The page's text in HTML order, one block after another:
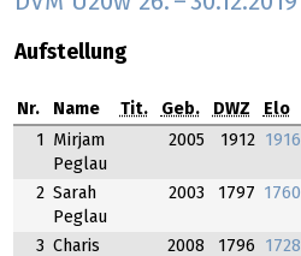
Aufstellung
Nr. Name Tit. Geb. DWZ Elo
1
Mirjam
Peglau
2005 1912 1916
2 Sarah
Peglau
2003 1797 1760
3 Charis
2008 1796 1728